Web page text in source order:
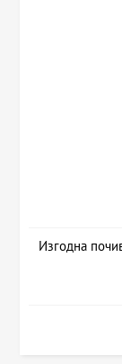
Изгодна